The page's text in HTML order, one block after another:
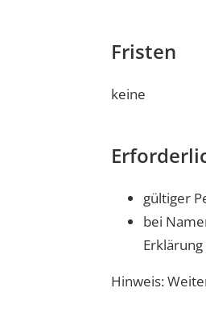
Fristen
keine
gültiger
bei
Hinweis: